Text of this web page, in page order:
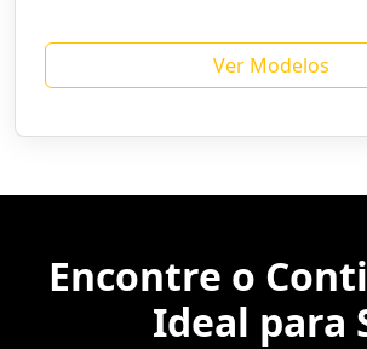
Ver Modelos
Encontre o
Ideal para